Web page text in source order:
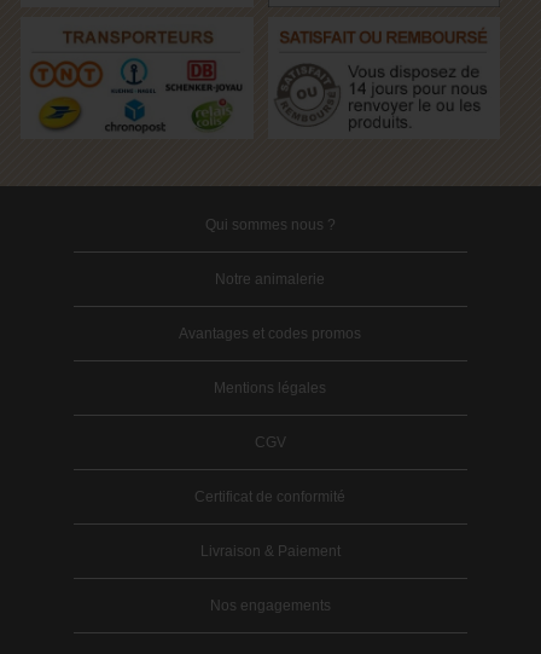
Qui sommes nous ?
Notre animalerie
Avantages et codes promos
Mentions légales
CGV
Certificat de conformité
Livraison & Paiement
Nos engagements